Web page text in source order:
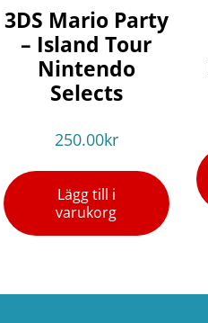
3DS Mario Party
– Island Tour
Nintendo
Selects
250.00kr
Lägg till i
varukorg